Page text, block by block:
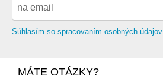
Súhlasím so spracovaním osobných údajov
MÁTE OTÁZKY?